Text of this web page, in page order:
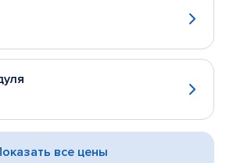
все цены